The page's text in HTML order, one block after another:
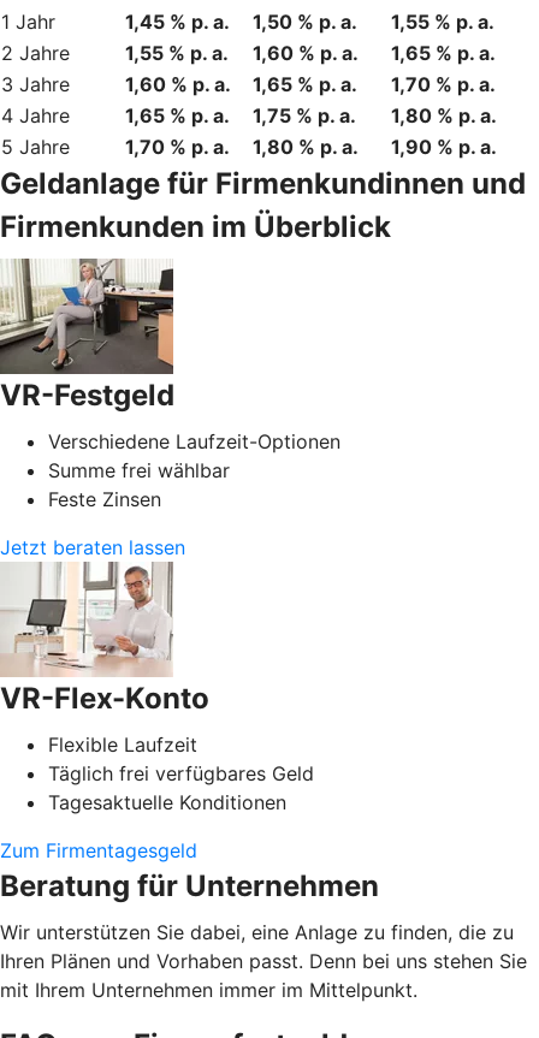
1 Jahr
1,45 % p. a. 1,50 % p. a.
1,55 % p. a.
2 Jahre
1,55 % p. a. 1,60 % p. a.
1,65 % p. a.
3 Jahre
1,60 % p. a. 1,65 % p. a.
1,70 % p. a.
4 Jahre
1,65 % p. a. 1,75 % p. a.
1,80 % p. a.
5 Jahre
1,70 % p. a. 1,80 % p. a. 1,90 % p. a.
Geldanlage für Firmenkundinnen und
Firmenkunden im Überblick
VR-Festgeld
Verschiedene Laufzeit-Optionen
Summe frei wählbar
Feste Zinsen
Jetzt beraten lassen
VR-Flex-Konto
Flexible Laufzeit
Täglich frei verfügbares Geld
Tagesaktuelle Konditionen
Zum Firmentagesgeld
Beratung für Unternehmen
Wir unterstützen Sie dabei, eine Anlage zu finden, die zu
Ihren Plänen und Vorhaben passt. Denn bei uns stehen Sie
mit Ihrem Unternehmen immer im Mittelpunkt.